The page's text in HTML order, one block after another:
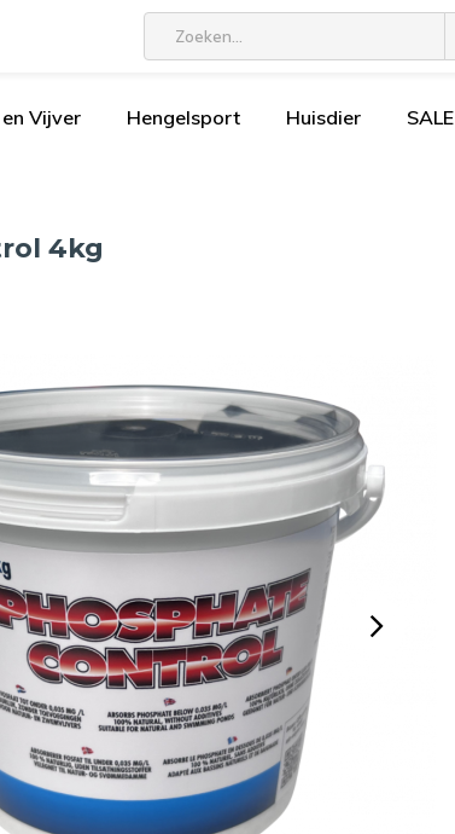
Vijver Hengelsport Huisdier SALE
4kg